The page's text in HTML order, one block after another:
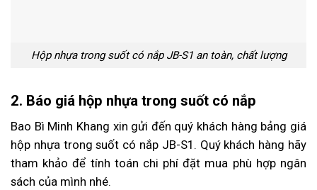
Hộp nhựa trong suốt có nắp JB-S1 an toàn, chất lượng
2. Báo giá hộp nhựa trong suốt có nắp
Bao Bì Minh Khang xin gửi đến quý khách hàng bảng giá
hộp nhựa trong suốt có nắp JB-S1. Quý khách hàng hãy
tham khảo để tính toán chi phí đặt mua phù hợp ngân
sách của mình nhé.